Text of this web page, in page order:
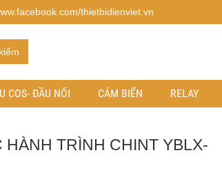
thietbidienviet.vn
COS- ĐẦU NỐI CẢM BIẾN RELAY
HÀNH TRÌNH CHINT YBLX-